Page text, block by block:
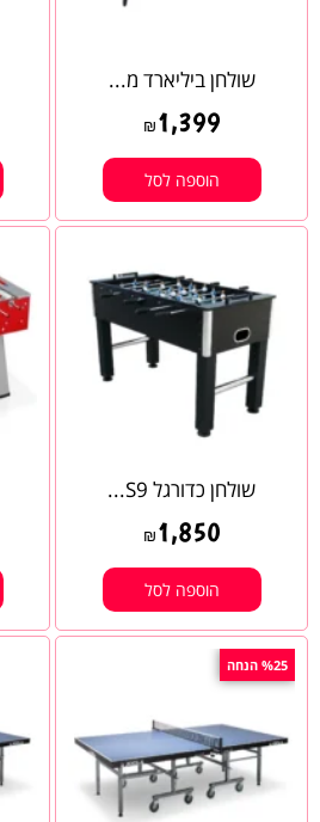
שולחן ביליארד מ...
₪ 1,399
הוספה לסל
שולחן כדורגל S9...
₪ 1,850
הוספה לסל
%25 הנחה